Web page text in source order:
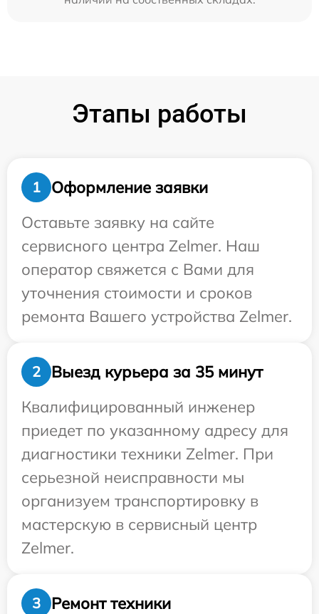
Этапы работы
1
Оформление заявки
Оставьте заявку на сайте
сервисного центра Zelmer. Наш
оператор свяжется с Вами для
уточнения стоимости и сроков
ремонта Вашего устройства Zelmer.
2
Выезд курьера за 35 минут
Квалифицированный инженер
приедет по указанному адресу для
диагностики техники Zelmer. При
серьезной неисправности мы
организуем транспортировку в
мастерскую в сервисный центр
Zelmer.
3
Ремонт техники